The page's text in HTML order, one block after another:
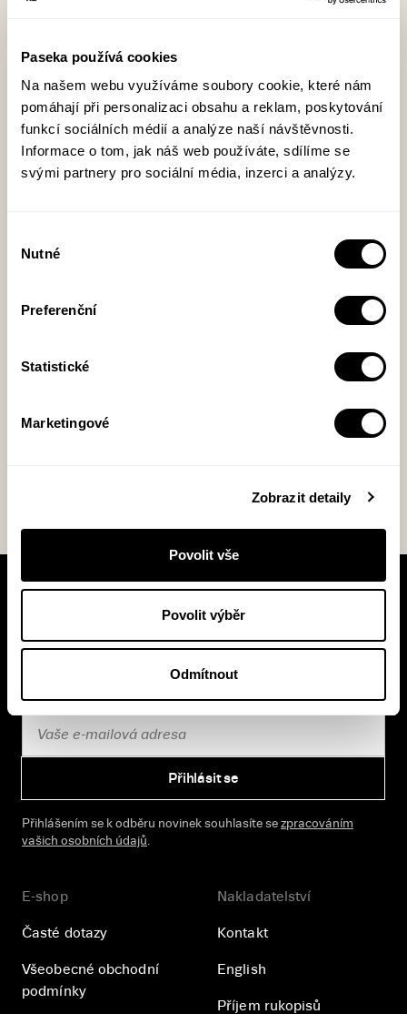
Paseka používá cookies
Na našem webu využíváme soubory cookie, které nám
pomáhají při personalizaci obsahu a reklam, poskytování
funkcí sociálních médií a analýze naší návštěvnosti.
Informace o tom, jak náš web používáte, sdílíme se
svými partnery pro sociální média, inzerci a analýzy.
souhlasu
Nutné
Preferenční
Statistické
Marketingové
Zobrazit detaily
Povolit vše
Povolit výběr
Odmítnout
Jméno
Knižní novinky si čtěte! S naším
newsletterem budete vědět o všem, co se v
zákulisí, novinky, nebo slevové akce.
Přihlásit se
Přihlášením se k odběru novinek souhlasíte se zpracováním
vašich osobních údajů
E-shop
Časté dotazy
Všeobecné obchodní
podmínky
Nakladatelství
Kontakt
English
Příjem rukopisů